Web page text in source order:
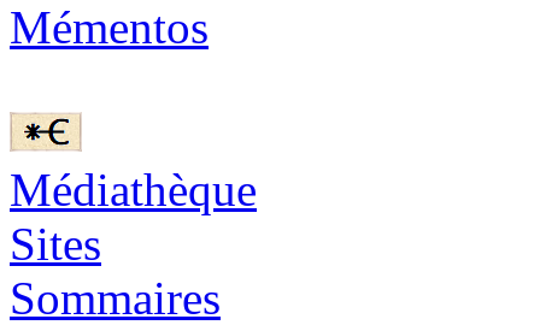
Mémentos
Médiathèque
Sites
Sommaires